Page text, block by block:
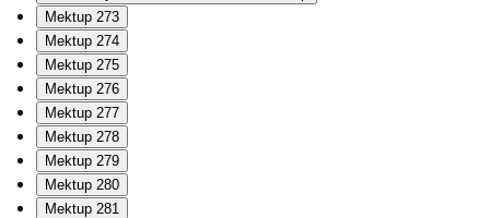
Mektup 273
Mektup 274
Mektup 275
Mektup 276
Mektup 277
Mektup 278
Mektup 279
Mektup 280
Mektup 281